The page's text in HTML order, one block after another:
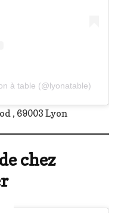
à table (@lyonatable)
, 69003 Lyon
chez